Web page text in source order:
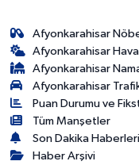
Afyonkarahisar
Afyonkarahisar
Afyonkarahisar
Afyonkarahisar
Puan Durumu ve
Tüm Manşetler
Son Dakika Haberleri
Haber Arşivi